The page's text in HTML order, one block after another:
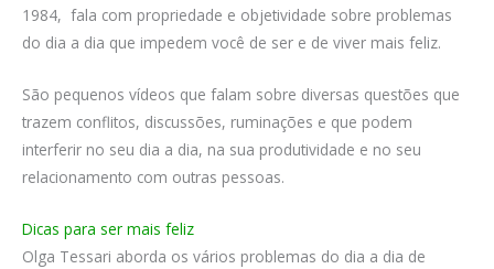
1984, fala com propriedade e objetividade sobre problemas
do dia a dia que impedem você de ser e de viver mais feliz.
São pequenos vídeos que falam sobre diversas questões que
trazem conflitos, discussões, ruminações e que podem
interferir no seu dia a dia, na sua produtividade e no seu
relacionamento com outras pessoas.
Dicas para ser mais feliz
Olga Tessari aborda os vários problemas do dia a dia de